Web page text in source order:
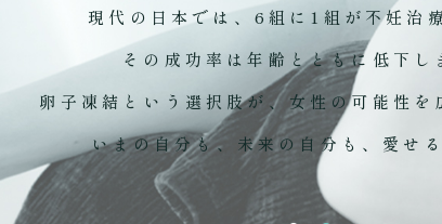
現代の日本では、6組に1組が不妊治
その成功率は年齢とともに低下し
卵子凍結という選択肢が、女性の可能性を
いまの自分も、未来の自分も、愛せる